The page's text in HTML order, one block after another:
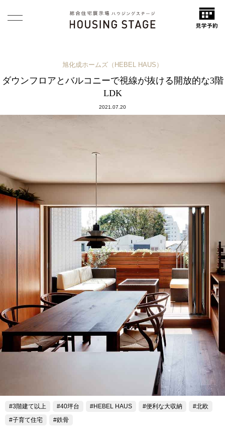
旭化成ホームズ（HEBEL HAUS）
ダウンフロアとバルコニーで視線が抜ける開放的な3階
LDK
2021.07.20
3階建て以上 40坪台 HEBEL HAUS 便利な大収納
北欧
子育て住宅
鉄骨